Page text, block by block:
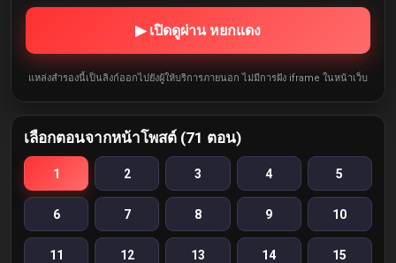
▶ เปิดดูผ่าน หยกแดง
แหล่งสำรองนี้เป็นลิงก์ออกไปยังผู้ให้บริการภายนอก ไม่มีการฝัง iframe ในหน้าเว็บ
เลือกตอนจากหน้าโพสต์ (71 ตอน)
1 2 3 4 5
6 7 8 9 10
11 12 13 14 15